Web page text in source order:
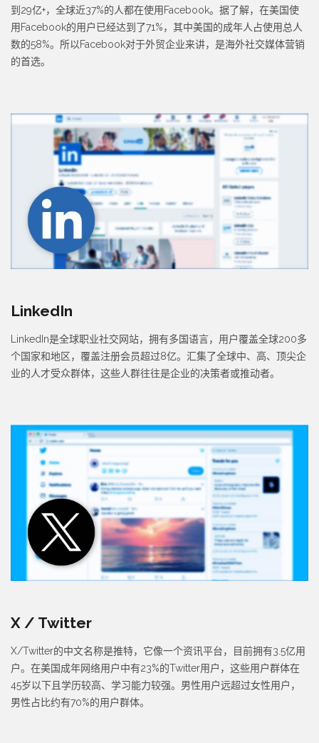
到29亿+，全球近37%的人都在使用Facebook。据了解，在美国使
用Facebook的用户已经达到了71%，其中美国的成年人占使用总人
数的58%。所以Facebook对于外贸企业来讲，是海外社交媒体营销
的首选。
LinkedIn
LinkedIn是全球职业社交网站，拥有多国语言，用户覆盖全球200多
个国家和地区，覆盖注册会员超过8亿。汇集了全球中、高、顶尖企
业的人才受众群体，这些人群往往是企业的决策者或推动者。
X / Twitter
X/Twitter的中文名称是推特，它像一个资讯平台，目前拥有3.5亿用
户。在美国成年网络用户中有23%的Twitter用户，这些用户群体在
45岁以下且学历较高、学习能力较强。男性用户远超过女性用户，
男性占比约有70%的用户群体。